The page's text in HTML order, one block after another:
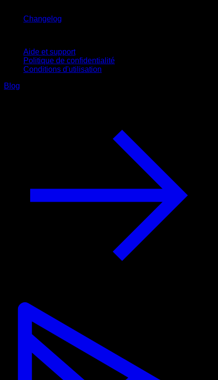
Changelog
Aide et support
Politique de confidentialité
Conditions d'utilisation
Blog